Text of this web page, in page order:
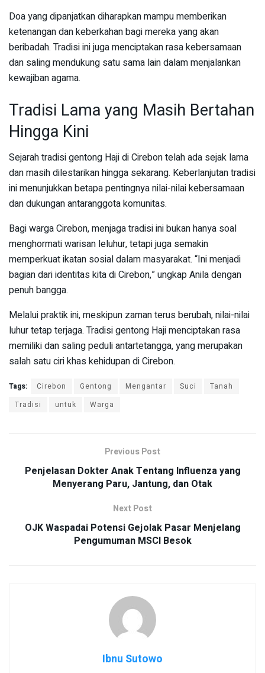
Doa yang dipanjatkan diharapkan mampu memberikan
ketenangan dan keberkahan bagi mereka yang akan
beribadah. Tradisi ini juga menciptakan rasa kebersamaan
dan saling mendukung satu sama lain dalam menjalankan
kewajiban agama.
Tradisi Lama yang Masih Bertahan
Hingga Kini
Sejarah tradisi gentong Haji di Cirebon telah ada sejak lama
dan masih dilestarikan hingga sekarang. Keberlanjutan tradisi
ini menunjukkan betapa pentingnya nilai-nilai kebersamaan
dan dukungan antaranggota komunitas.
Bagi warga Cirebon, menjaga tradisi ini bukan hanya soal
menghormati warisan leluhur, tetapi juga semakin
memperkuat ikatan sosial dalam masyarakat. “Ini menjadi
bagian dari identitas kita di Cirebon,” ungkap Anila dengan
penuh bangga.
Melalui praktik ini, meskipun zaman terus berubah, nilai-nilai
luhur tetap terjaga. Tradisi gentong Haji menciptakan rasa
memiliki dan saling peduli antartetangga, yang merupakan
salah satu ciri khas kehidupan di Cirebon.
Tags: Cirebon Gentong Mengantar Suci
Tanah
Tradisi
untuk Warga
Previous Post
Penjelasan Dokter Anak Tentang Influenza yang
Menyerang Paru, Jantung, dan Otak
Next Post
OJK Waspadai Potensi Gejolak Pasar Menjelang
Pengumuman MSCI Besok
Ibnu Sutowo